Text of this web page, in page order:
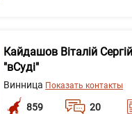
Кайдашов Віталій
"вСуді"
Винница Показать контакты
859 20